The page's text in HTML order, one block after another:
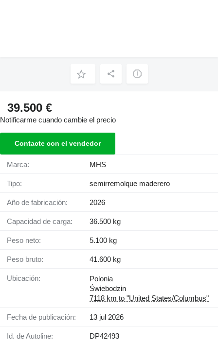
39.500 €
Notificarme cuando cambie el precio
Contacte con el vendedor
Marca: MHS
Tipo: semirremolque maderero
Año de fabricación: 2026
Capacidad de carga: 36.500 kg
Peso neto: 5.100 kg
Peso bruto: 41.600 kg
Ubicación:
Polonia
Świebodzin
7118 km to "United States/Columbus"
Fecha de publicación: 13 jul 2026
Id. de Autoline: DP42493